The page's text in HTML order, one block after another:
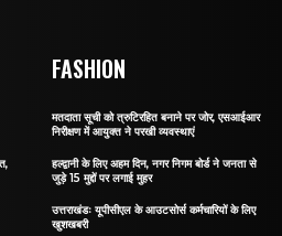
FASHION
मतदाता सूची को त्रुटिरहित बनाने पर जोर, एसआईआर
निरीक्षण में आयुक्त ने परखी व्यवस्थाएं
हल्द्वानी के लिए अहम दिन, नगर निगम बोर्ड ने जनता से
जुड़े 15 मुद्दों पर लगाई मुहर
उत्तराखंडः यूपीसीएल के आउटसोर्स कर्मचारियों के लिए
खुशखबरी